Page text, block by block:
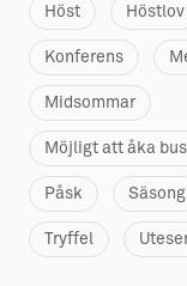
Höst Höstlov
Konferens
Midsommar
Möjligt att åka
Påsk Säsong
Tryffel